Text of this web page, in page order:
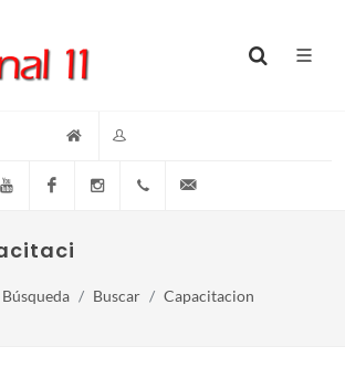
YouTube FacebookInstagram(+54)(9)3548-576073
Búsqueda Buscar Capacitacion